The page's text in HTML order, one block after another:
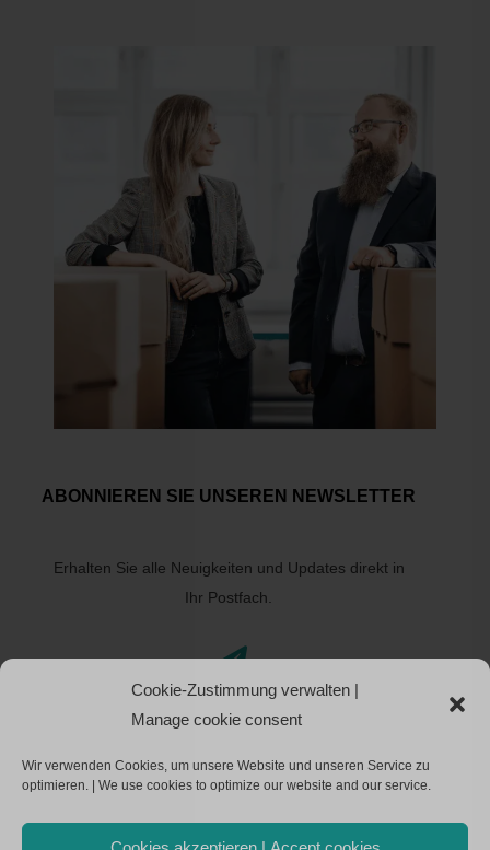
Cookie-Zustimmung verwalten |
Manage cookie consent
Wir verwenden Cookies, um unsere Website und unseren Service zu
optimieren. | We use cookies to optimize our website and our service.
ABONNIEREN SIE UNSEREN NEWSLETTER
Erhalten Sie alle Neuigkeiten und Updates direkt in
Ihr Postfach.

ABONNIEREN